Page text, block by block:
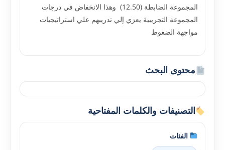
المجموعة الضابطة (12.50) وهذا الانخفاض في درجات
المجموعة التجريبية يعزي إلي تدريبهم علي استراتيجيات
مواجهة الضغوط
محتوى البحث
التصنيفات والكلمات المفتاحية
الفئات